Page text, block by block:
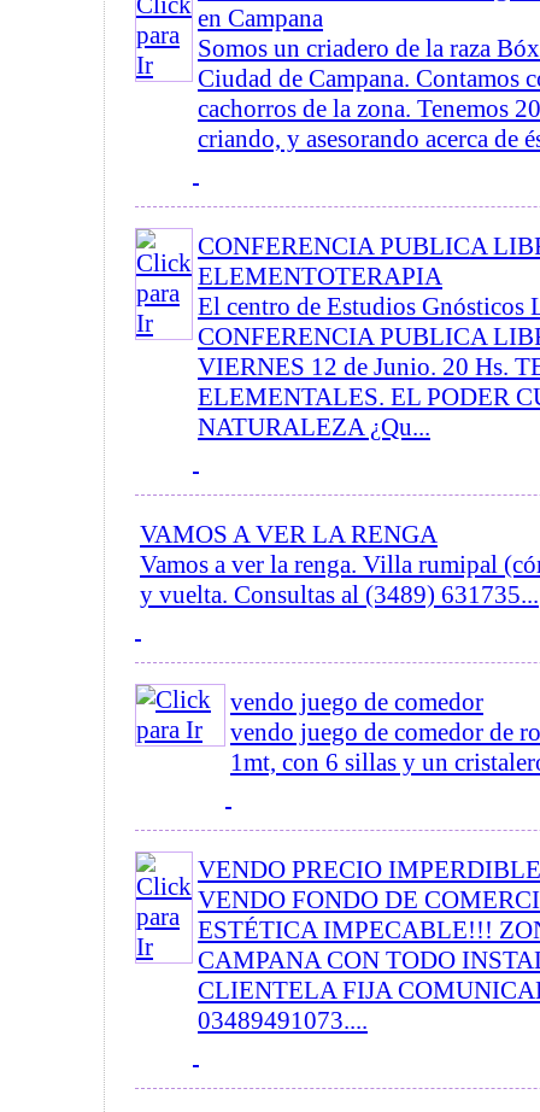
en Campana
Somos un criadero de la raza
Ciudad de Campana. Contamos
cachorros de la zona. Tenemos
criando, y asesorando acerca de
CONFERENCIA PUBLICA
ELEMENTOTERAPIA
El centro de Estudios
CONFERENCIA PUBLICA
VIERNES 12 de Junio. 20 Hs.
ELEMENTALES. EL PODER
NATURALEZA ¿Qu...
VAMOS A VER LA RENGA
Vamos a ver la renga. Villa rumipal
y vuelta. Consultas al (3489) 631735...
vendo juego de comedor
vendo juego de comedor de
1mt, con 6 sillas y un
VENDO PRECIO
VENDO FONDO DE
ESTÉTICA IMPECABLE!!!
CAMPANA CON TODO
CLIENTELA FIJA
03489491073....